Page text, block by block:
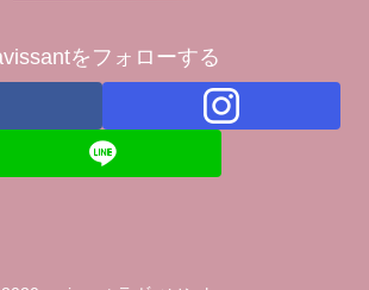
をフォローする